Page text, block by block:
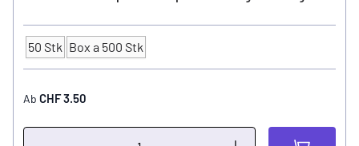
Anzahl
50 Stk Box a 500 Stk
Ab CHF 3.50